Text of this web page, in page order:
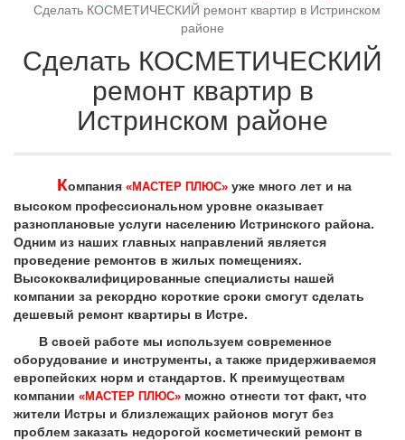
Сделать КОСМЕТИЧЕСКИЙ ремонт квартир в Истринском
районе
Сделать КОСМЕТИЧЕСКИЙ
ремонт квартир в
Истринском районе
Компания «МАСТЕР ПЛЮС» уже много лет и на
высоком профессиональном уровне оказывает
разноплановые услуги населению Истринского района.
Одним из наших главных направлений является
проведение ремонтов в жилых помещениях.
Высококвалифицированные специалисты нашей
компании за рекордно короткие сроки смогут сделать
дешевый ремонт квартиры в Истре.
В своей работе мы используем современное
оборудование и инструменты, а также придерживаемся
европейских норм и стандартов. К преимуществам
компании «МАСТЕР ПЛЮС» можно отнести тот факт, что
жители Истры и близлежащих районов могут без
проблем заказать недорогой косметический ремонт в